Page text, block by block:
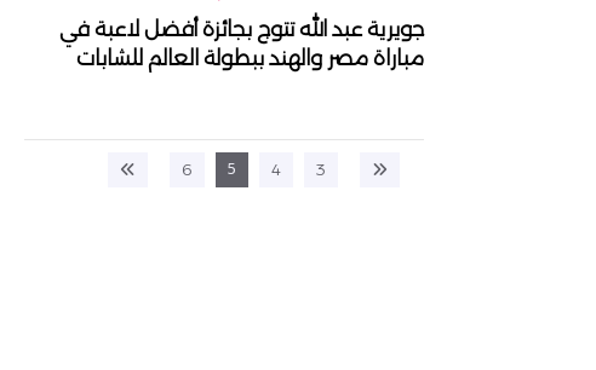
جويرية عبد الله تتوج بجائزة أفضل لاعبة في
مباراة مصر والهند ببطولة العالم للشابات
3
4
5
6